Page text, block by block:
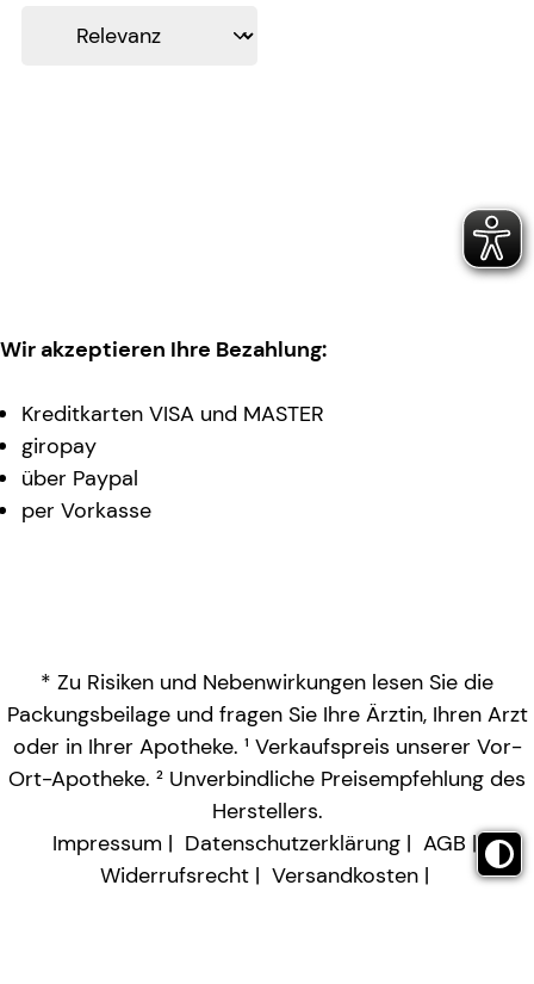
Wir akzeptieren Ihre Bezahlung:
Kreditkarten VISA und MASTER
giropay
über Paypal
per Vorkasse
* Zu Risiken und Nebenwirkungen lesen Sie die
Packungsbeilage und fragen Sie Ihre Ärztin, Ihren Arzt
oder in Ihrer Apotheke. ¹ Verkaufspreis unserer Vor-
Ort-Apotheke. ² Unverbindliche Preisempfehlung des
Herstellers.
Impressum
Datenschutzerklärung
AGB
Widerrufsrecht
Versandkosten